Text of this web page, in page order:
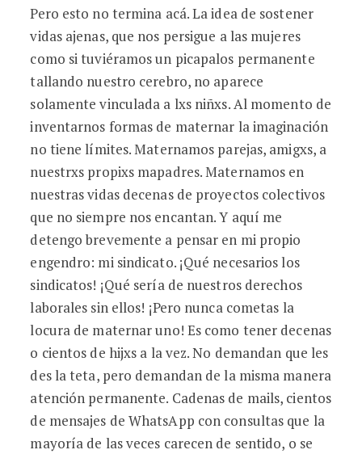
Pero esto no termina acá. La idea de sostener
vidas ajenas, que nos persigue a las mujeres
como si tuviéramos un picapalos permanente
tallando nuestro cerebro, no aparece
solamente vinculada a lxs niñxs. Al momento de
inventarnos formas de maternar la imaginación
no tiene límites. Maternamos parejas, amigxs, a
nuestrxs propixs mapadres. Maternamos en
nuestras vidas decenas de proyectos colectivos
que no siempre nos encantan. Y aquí me
detengo brevemente a pensar en mi propio
engendro: mi sindicato. ¡Qué necesarios los
sindicatos! ¡Qué sería de nuestros derechos
laborales sin ellos! ¡Pero nunca cometas la
locura de maternar uno! Es como tener decenas
o cientos de hijxs a la vez. No demandan que les
des la teta, pero demandan de la misma manera
atención permanente. Cadenas de mails, cientos
de mensajes de WhatsApp con consultas que la
mayoría de las veces carecen de sentido, o se